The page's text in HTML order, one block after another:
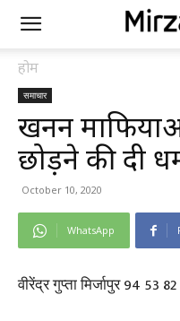
होम
समाचार
खनन
छोड़ने की दी
October 10, 2020
WhatsApp
वीरेंद्र गुप्ता मिर्जापुर 94 53